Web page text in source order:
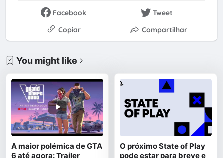
Facebook
Tweet
Copiar
Compartilhar
You might like
A maior polémica de GTA
6 até agora: Trailer
O próximo State of Play
pode estar para breve e